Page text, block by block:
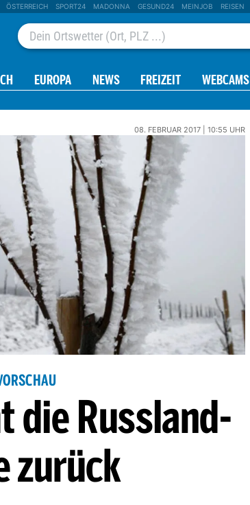
ÖSTERREICH SPORT24 MADONNA GESUND24 MEINJOB REISEN
EUROPA NEWS FREIZEIT WEBCAMS
08. FEBRUAR 2017 | 10:55 UHR
die Russland-
zurück